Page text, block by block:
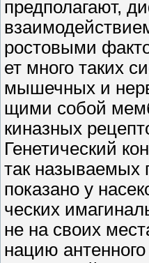
предполагают,
ростовыми
ет много таких
мышечных и
щими собой
киназных
Генетический
так называемых
показано у
ческих
не на своих
нацию